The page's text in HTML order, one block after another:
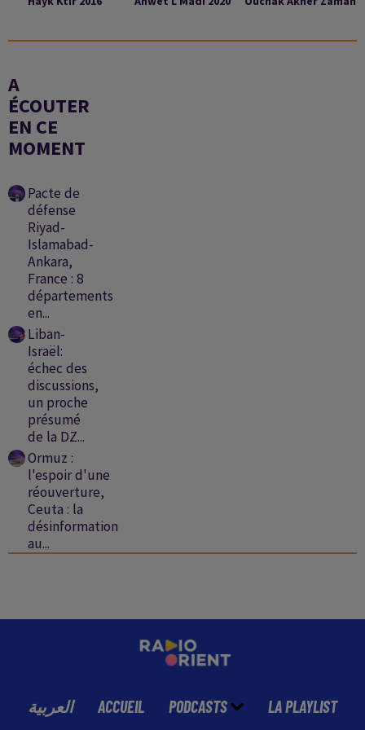
A
ÉCOUTER
EN CE
MOMENT
Pacte de
défense
Riyad-
Islamabad-
Ankara,
France : 8
départements
en...
Liban-
Israël:
échec des
discussions,
un proche
présumé
de la DZ...
Ormuz :
l'espoir d'une
réouverture,
Ceuta : la
désinformation
au...
العربية ACCUEIL PODCASTS LA PLAYLIST